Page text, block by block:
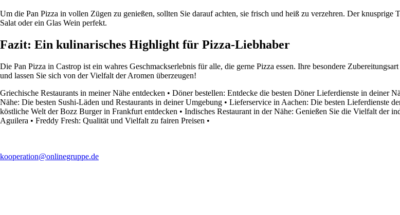
Um die Pan Pizza in vollen Zügen zu genießen, sollten Sie darauf achten, sie frisch und heiß zu verzehren. Der
Salat oder ein Glas Wein perfekt.
Fazit: Ein kulinarisches Highlight für Pizza-Liebhaber
Die Pan Pizza in Castrop ist ein wahres Geschmackserlebnis für alle, die gerne Pizza essen. Ihre besondere
und lassen Sie sich von der Vielfalt der Aromen überzeugen!
Griechische Restaurants in meiner Nähe entdecken • Döner bestellen: Entdecke die besten Döner Lieferdienste in deiner
Nähe: Die besten Sushi-Läden und Restaurants in deiner Umgebung • Lieferservice in Aachen: Die besten Lieferdienste
köstliche Welt der Bozz Burger in Frankfurt entdecken • Indisches Restaurant in der Nähe: Genießen Sie die Vielfalt der
Aguilera • Freddy Fresh: Qualität und Vielfalt zu fairen Preisen •
kooperation@onlinegruppe.de